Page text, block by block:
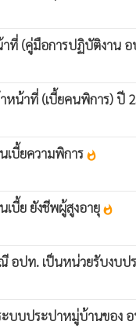
ที่ (คู่มือการปฏิบัติงาน
หน้าที่ (เบี้ยคนพิการ) ปี
เบี้ยความพิการ whatshot
เบี้ย ยังชีพผู้สูงอายุ whatshot
อปท. เป็นหน่วยรับงบ
บบประปาหมู่บ้านของ